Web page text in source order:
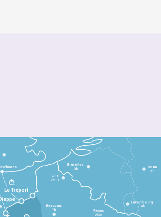
Dieppe
Le Tréport
Beauvais
1h Reims
2h45
Lille
2h30
Bruxelles
3h Bonn
5h
Luxembourg
4h